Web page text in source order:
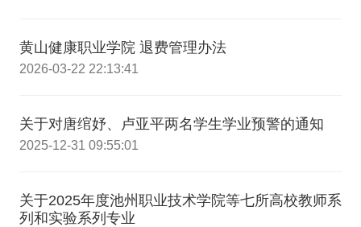
黄山健康职业学院 退费管理办法
2026-03-22 22:13:41
关于对唐绾妤、卢亚平两名学生学业预警的通知
2025-12-31 09:55:01
关于2025年度池州职业技术学院等七所高校教师系
列和实验系列专业